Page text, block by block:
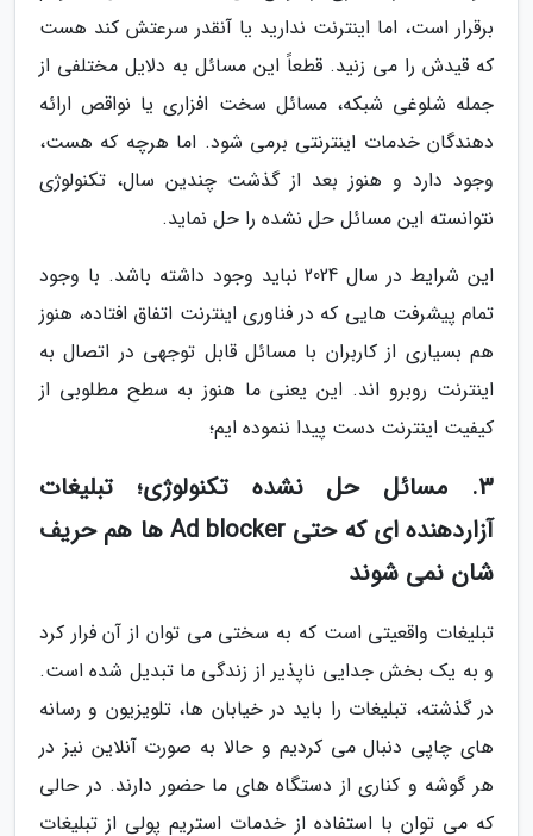
برقرار است، اما اینترنت ندارید یا آنقدر سرعتش کند هست
که قیدش را می زنید. قطعاً این مسائل به دلایل مختلفی از
جمله شلوغی شبکه، مسائل سخت افزاری یا نواقص ارائه
دهندگان خدمات اینترنتی برمی شود. اما هرچه که هست،
وجود دارد و هنوز بعد از گذشت چندین سال، تکنولوژی
نتوانسته این مسائل حل نشده را حل نماید.
این شرایط در سال 2024 نباید وجود داشته باشد. با وجود
تمام پیشرفت هایی که در فناوری اینترنت اتفاق افتاده، هنوز
هم بسیاری از کاربران با مسائل قابل توجهی در اتصال به
اینترنت روبرو اند. این یعنی ما هنوز به سطح مطلوبی از
کیفیت اینترنت دست پیدا ننموده ایم؛
3. مسائل حل نشده تکنولوژی؛ تبلیغات
آزاردهنده ای که حتی Ad blocker ها هم حریف
شان نمی شوند
تبلیغات واقعیتی است که به سختی می توان از آن فرار کرد
و به یک بخش جدایی ناپذیر از زندگی ما تبدیل شده است.
در گذشته، تبلیغات را باید در خیابان ها، تلویزیون و رسانه
های چاپی دنبال می کردیم و حالا به صورت آنلاین نیز در
هر گوشه و کناری از دستگاه های ما حضور دارند. در حالی
که می توان با استفاده از خدمات استریم پولی از تبلیغات